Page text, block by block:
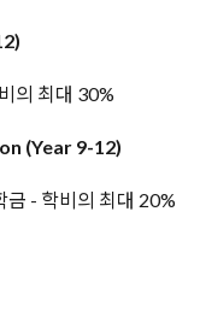
의 최대 30%
(Year 9-12)
- 학비의 최대 20%